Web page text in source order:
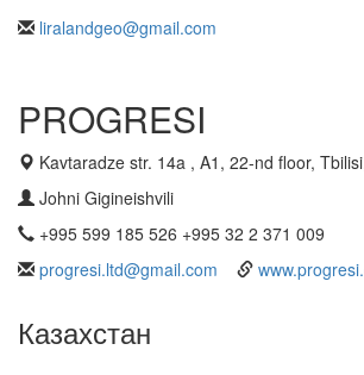
liralandgeo@gmail.com
PROGRESI
Kavtaradze str. 14a , A1, 22-nd floor,
Johni Gigineishvili
+995 599 185 526 +995 32 2 371 009
progresi.ltd@gmail.com
Казахстан